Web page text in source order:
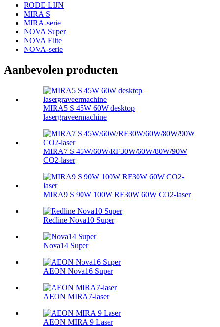
RODE LIJN
MIRA S
MIRA-serie
NOVA Super
NOVA Elite
NOVA-serie
Aanbevolen producten
MIRA5 S 45W 60W desktop
lasergraveermachine
MIRA7 S 45W/60W/RF30W/60W/80W/90W
CO2-laser
MIRA9 S 90W 100W RF30W 60W CO2-laser
Redline Nova10 Super
Nova14 Super
AEON Nova16 Super
AEON MIRA7-laser
AEON MIRA 9 Laser